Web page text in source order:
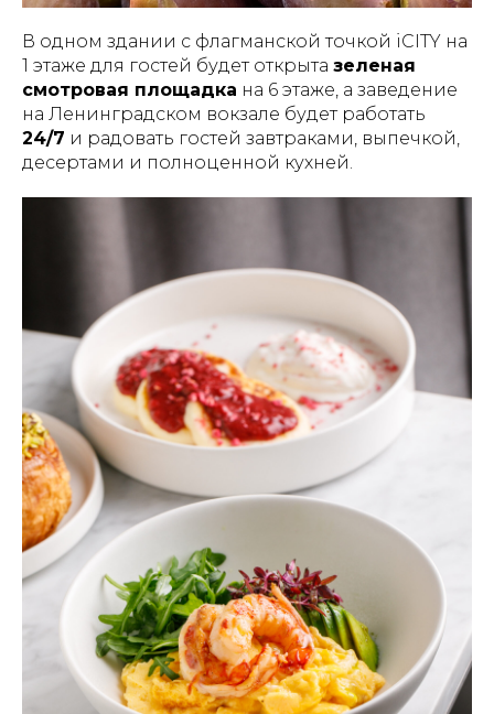
В одном здании с флагманской точкой iCITY на
1 этаже для гостей будет открыта зеленая
смотровая площадка на 6 этаже, а заведение
на Ленинградском вокзале будет работать
24/7 и радовать гостей завтраками, выпечкой,
десертами и полноценной кухней.